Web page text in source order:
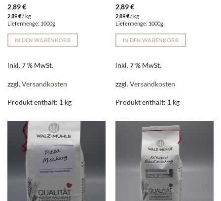
2,89€
2,89€/kg
Liefermenge: 1000g
IN DEN WARENKORB
inkl. 7 % MwSt.
zzgl.Versandkosten
Produkt enthält: 1 kg
2,89€
2,89€/kg
Liefermenge: 1000g
IN DEN WARENKORB
inkl. 7 % MwSt.
zzgl.Versandkosten
Produkt enthält: 1 kg